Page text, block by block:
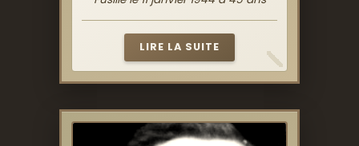
LIRE LA SUITE